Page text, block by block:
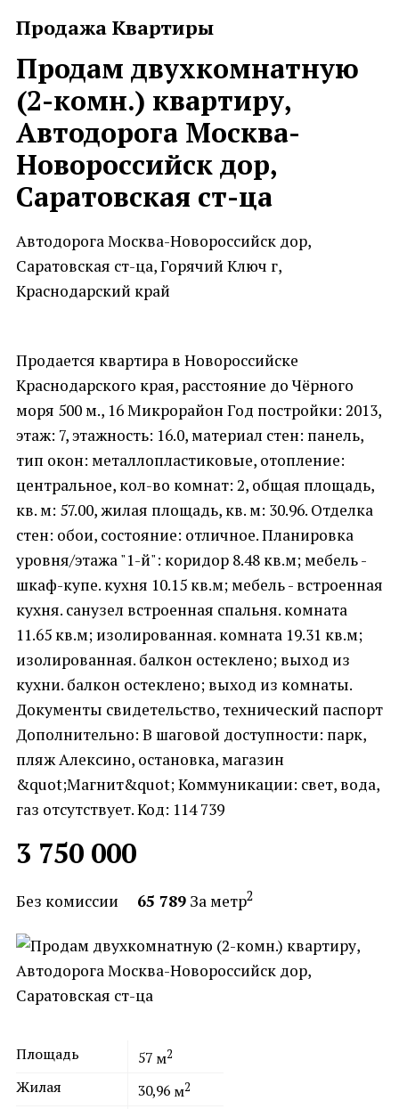
Продажа Квартиры
Продам двухкомнатную
(2-комн.) квартиру,
Автодорога Москва-
Новороссийск дор,
Саратовская ст-ца
Автодорога Москва-Новороссийск дор,
Саратовская ст-ца, Горячий Ключ г,
Краснодарский край
Продается квартира в Новороссийске
Краснодарского края, расстояние до Чёрного
моря 500 м., 16 Микрорайон Год постройки: 2013,
этаж: 7, этажность: 16.0, материал стен: панель,
тип окон: металлопластиковые, отопление:
центральное, кол-во комнат: 2, общая площадь,
кв. м: 57.00, жилая площадь, кв. м: 30.96. Отделка
стен: обои, состояние: отличное. Планировка
уровня/этажа "1-й": коридор 8.48 кв.м; мебель -
шкаф-купе. кухня 10.15 кв.м; мебель - встроенная
кухня. санузел встроенная спальня. комната
11.65 кв.м; изолированная. комната 19.31 кв.м;
изолированная. балкон остеклено; выход из
кухни. балкон остеклено; выход из комнаты.
Документы свидетельство, технический паспорт
Дополнительно: В шаговой доступности: парк,
пляж Алексино, остановка, магазин
&quot;Магнит&quot; Коммуникации: свет, вода,
газ отсутствует. Код: 114 739
3 750 000
Без комиссии 65 789 За метр2
Площадь 57 м2
Жилая 30,96 м2